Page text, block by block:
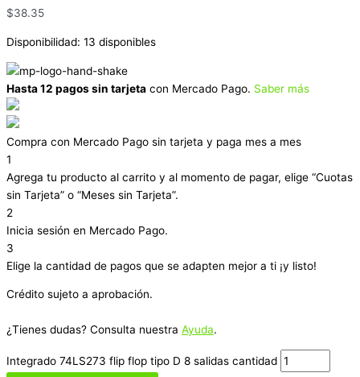
$38.35
Disponibilidad: 13 disponibles
Hasta 12 pagos sin tarjeta con Mercado Pago. Saber más
Compra con Mercado Pago sin tarjeta y paga mes a mes
1
Agrega tu producto al carrito y al momento de pagar, elige “Cuotas
sin Tarjeta” o “Meses sin Tarjeta”.
2
Inicia sesión en Mercado Pago.
3
Elige la cantidad de pagos que se adapten mejor a ti ¡y listo!
Crédito sujeto a aprobación.
¿Tienes dudas? Consulta nuestra Ayuda.
Integrado 74LS273 flip flop tipo D 8 salidas cantidad